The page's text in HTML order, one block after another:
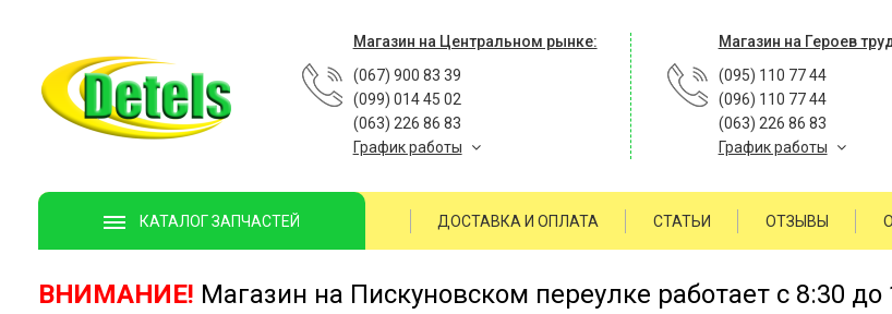
Магазин на Центральном рынке:
(067) 900 83 39
(099) 014 45 02
(063) 226 86 83
График работы
Магазин на Героев
(095) 110 77 44
(096) 110 77 44
(063) 226 86 83
График работы
КАТАЛОГ ЗАПЧАСТЕЙ ДОСТАВКА И ОПЛАТА СТАТЬИ ОТЗЫВЫ
ВНИМАНИЕ! Магазин на Пискуновском переулке работает с 8:30 до